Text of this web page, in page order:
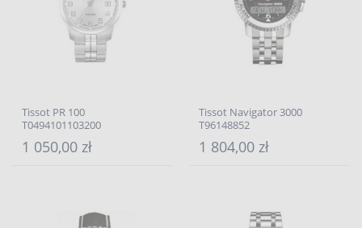
Tissot PR 100
T0494101103200
1 050,00 zł
Tissot Navigator 3000
T96148852
1 804,00 zł